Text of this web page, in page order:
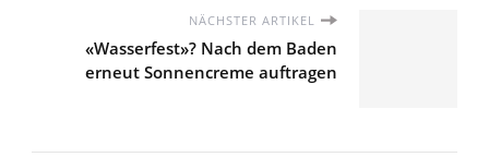
NÄCHSTER ARTIKEL
«Wasserfest»? Nach dem Baden
erneut Sonnencreme auftragen